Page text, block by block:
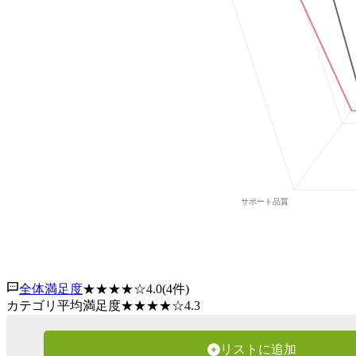
全体満足度★★★★☆4.0(4件)
カテゴリ平均満足度★★★★☆4.3
リストに追加